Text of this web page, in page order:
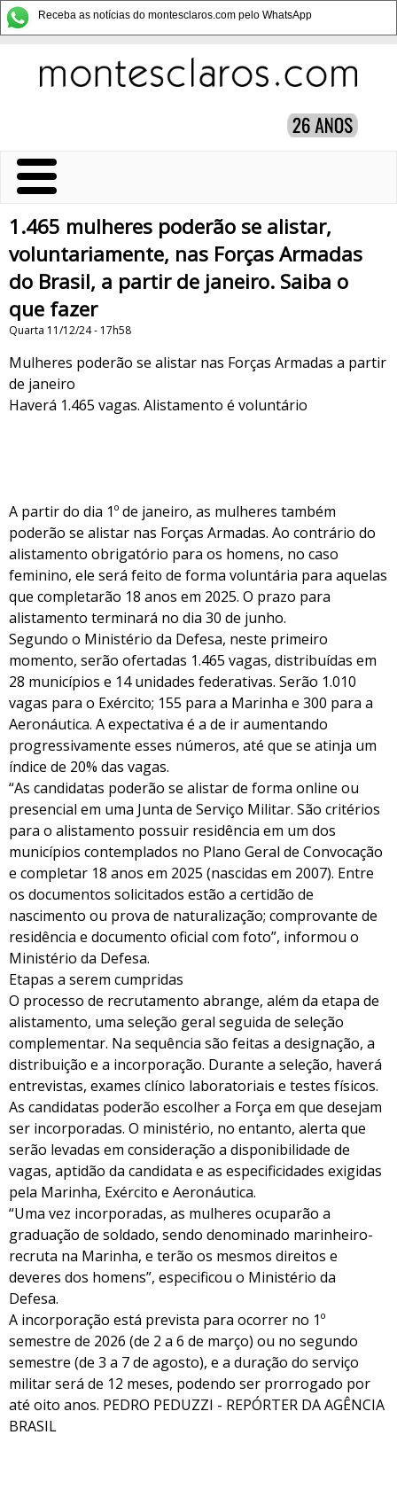
Receba as notícias do montesclaros.com pelo WhatsApp
1.465 mulheres poderão se alistar,
voluntariamente, nas Forças Armadas
do Brasil, a partir de janeiro. Saiba o
que fazer
Quarta 11/12/24 - 17h58
Mulheres poderão se alistar nas Forças Armadas a partir
de janeiro
Haverá 1.465 vagas. Alistamento é voluntário
A partir do dia 1º de janeiro, as mulheres também
poderão se alistar nas Forças Armadas. Ao contrário do
alistamento obrigatório para os homens, no caso
feminino, ele será feito de forma voluntária para aquelas
que completarão 18 anos em 2025. O prazo para
alistamento terminará no dia 30 de junho.
Segundo o Ministério da Defesa, neste primeiro
momento, serão ofertadas 1.465 vagas, distribuídas em
28 municípios e 14 unidades federativas. Serão 1.010
vagas para o Exército; 155 para a Marinha e 300 para a
Aeronáutica. A expectativa é a de ir aumentando
progressivamente esses números, até que se atinja um
índice de 20% das vagas.
“As candidatas poderão se alistar de forma online ou
presencial em uma Junta de Serviço Militar. São critérios
para o alistamento possuir residência em um dos
municípios contemplados no Plano Geral de Convocação
e completar 18 anos em 2025 (nascidas em 2007). Entre
os documentos solicitados estão a certidão de
nascimento ou prova de naturalização; comprovante de
residência e documento oficial com foto”, informou o
Ministério da Defesa.
Etapas a serem cumpridas
O processo de recrutamento abrange, além da etapa de
alistamento, uma seleção geral seguida de seleção
complementar. Na sequência são feitas a designação, a
distribuição e a incorporação. Durante a seleção, haverá
entrevistas, exames clínico laboratoriais e testes físicos.
As candidatas poderão escolher a Força em que desejam
ser incorporadas. O ministério, no entanto, alerta que
serão levadas em consideração a disponibilidade de
vagas, aptidão da candidata e as especificidades exigidas
pela Marinha, Exército e Aeronáutica.
“Uma vez incorporadas, as mulheres ocuparão a
graduação de soldado, sendo denominado marinheiro-
recruta na Marinha, e terão os mesmos direitos e
deveres dos homens”, especificou o Ministério da
Defesa.
A incorporação está prevista para ocorrer no 1º
semestre de 2026 (de 2 a 6 de março) ou no segundo
semestre (de 3 a 7 de agosto), e a duração do serviço
militar será de 12 meses, podendo ser prorrogado por
até oito anos. PEDRO PEDUZZI - REPÓRTER DA AGÊNCIA
BRASIL